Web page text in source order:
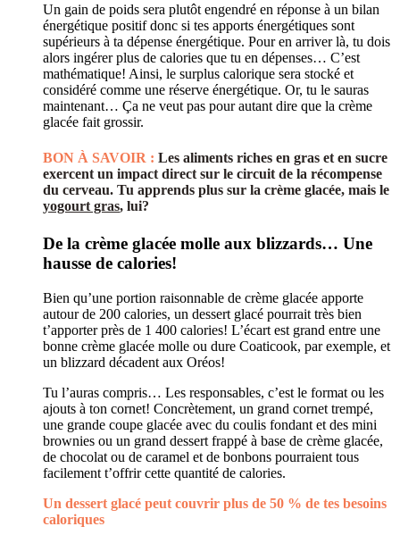
Un gain de poids sera plutôt engendré en réponse à un bilan
énergétique positif donc si tes apports énergétiques sont
supérieurs à ta dépense énergétique. Pour en arriver là, tu dois
alors ingérer plus de calories que tu en dépenses… C’est
mathématique! Ainsi, le surplus calorique sera stocké et
considéré comme une réserve énergétique. Or, tu le sauras
maintenant… Ça ne veut pas pour autant dire que la crème
glacée fait grossir.
BON À SAVOIR : Les aliments riches en gras et en sucre
exercent un impact direct sur le circuit de la récompense
du cerveau. Tu apprends plus sur la crème glacée, mais le
yogourt gras, lui?
De la crème glacée molle aux blizzards… Une
hausse de calories!
Bien qu’une portion raisonnable de crème glacée apporte
autour de 200 calories, un dessert glacé pourrait très bien
t’apporter près de 1 400 calories! L’écart est grand entre une
bonne crème glacée molle ou dure Coaticook, par exemple, et
un blizzard décadent aux Oréos!
Tu l’auras compris… Les responsables, c’est le format ou les
ajouts à ton cornet! Concrètement, un grand cornet trempé,
une grande coupe glacée avec du coulis fondant et des mini
brownies ou un grand dessert frappé à base de crème glacée,
de chocolat ou de caramel et de bonbons pourraient tous
facilement t’offrir cette quantité de calories.
Un dessert glacé peut couvrir plus de 50 % de tes besoins
caloriques